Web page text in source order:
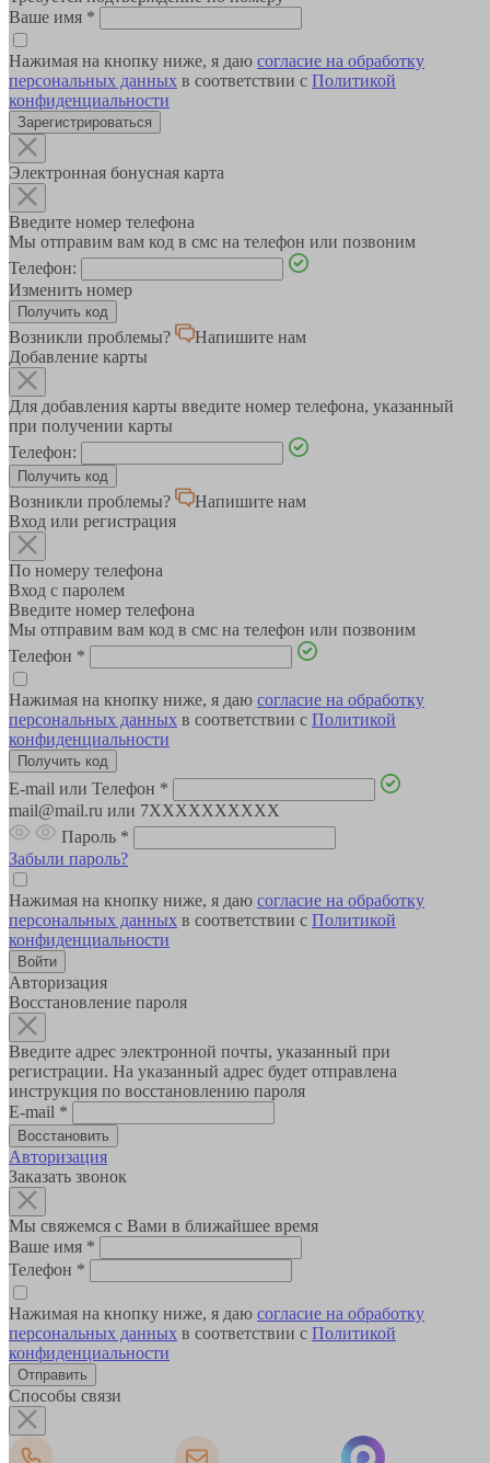
Ваше имя *
Нажимая на кнопку ниже, я даю согласие на обработку
персональных данных в соответствии с Политикой
конфиденциальности
Зарегистрироваться
Электронная бонусная карта
Введите номер телефона
Мы отправим вам код в смс на телефон или позвоним
Телефон:
Изменить номер
Возникли проблемы?
Напишите нам
Добавление карты
Для добавления карты введите номер телефона, указанный
при получении карты
Телефон:
Возникли проблемы?
Напишите нам
Вход или регистрация
По номеру телефона
Вход с паролем
Введите номер телефона
Мы отправим вам код в смс на телефон или позвоним
Телефон *
Нажимая на кнопку ниже, я даю согласие на обработку
персональных данных в соответствии с Политикой
конфиденциальности
E-mail или Телефон *
mail@mail.ru или 7XXXXXXXXXX
Пароль *
Забыли пароль?
Нажимая на кнопку ниже, я даю согласие на обработку
персональных данных в соответствии с Политикой
конфиденциальности
Авторизация
Восстановление пароля
Введите адрес электронной почты, указанный при
регистрации. На указанный адрес будет отправлена
инструкция по восстановлению пароля
E-mail *
Авторизация
Заказать звонок
Мы свяжемся с Вами в ближайшее время
Ваше имя *
Телефон *
Нажимая на кнопку ниже, я даю согласие на обработку
персональных данных в соответствии с Политикой
конфиденциальности
Способы связи